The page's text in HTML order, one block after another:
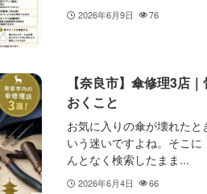
2026年6月9日 76
【奈良市】傘修理3店
おくこと
お気に入りの傘が壊れた
いう迷いですよね。そこ
んとなく検索したまま...
2026年6月4日 66